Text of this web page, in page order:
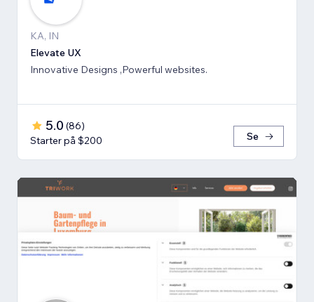
KA, IN
Elevate UX
Innovative Designs ,Powerful websites.
5.0 (86)
Starter på $200
Se